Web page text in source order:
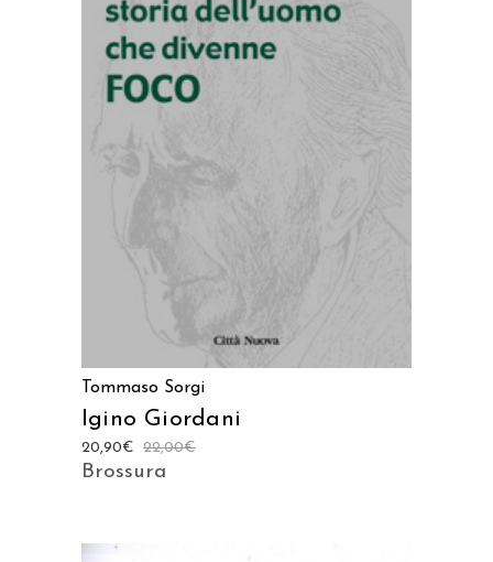
Tommaso Sorgi
Igino Giordani
22,00€
20,90€
Brossura